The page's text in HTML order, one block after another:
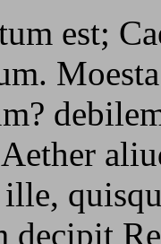
est;
decipit